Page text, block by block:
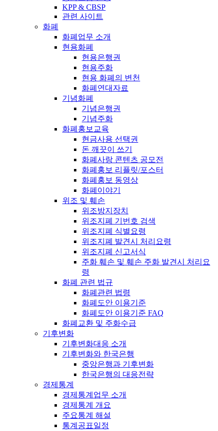
KPP & CBSP
관련 사이트
화폐
화폐업무 소개
현용화폐
현용은행권
현용주화
현용 화폐의 변천
화폐연대자료
기념화폐
기념은행권
기념주화
화폐홍보교육
현금사용 선택권
돈 깨끗이 쓰기
화폐사랑 콘텐츠 공모전
화폐홍보 리플릿/포스터
화폐홍보 동영상
화폐이야기
위조 및 훼손
위조방지장치
위조지폐 기번호 검색
위조지폐 식별요령
위조지폐 발견시 처리요령
위조지폐 신고서식
주화 훼손 및 훼손 주화 발견시 처리요
령
화폐 관련 법규
화폐관련 법령
화폐도안 이용기준
화폐도안 이용기준 FAQ
화폐교환 및 주화수급
기후변화
기후변화대응 소개
기후변화와 한국은행
중앙은행과 기후변화
한국은행의 대응전략
경제통계
경제통계업무 소개
경제통계 개요
주요통계 해설
통계공표일정